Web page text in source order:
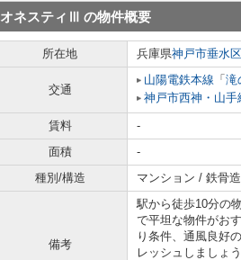
オネスティⅢ の物件概要
所在地 兵庫県神戸市垂水区
交通
山陽電鉄本線 「 滝
神戸市西神・山手
賃料 -
面積
-
種別/構造
マンション / 鉄骨造
備考
駅から徒歩10分の
で平坦な物件がお
り条件、通風良好
レッシュしましょ